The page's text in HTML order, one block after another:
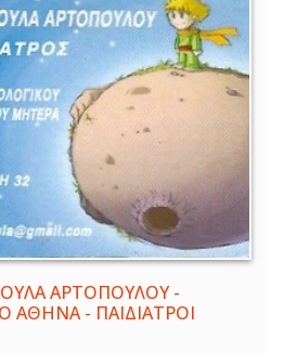
ΑΡΤΟΠΟΥΛΟΥ -
ΑΘΗΝΑ - ΠΑΙΔΙΑΤΡΟΙ